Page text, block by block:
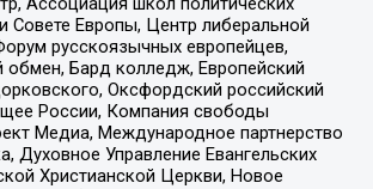
Совете Европы, Центр либеральной
русскоязычных европейцев,
обмен, Бард колледж, Европейский
Оксфордский российский
России, Компания свободы
Медиа, Международное партнерство
Духовное Управление Евангельских
Христианской Церкви, Новое